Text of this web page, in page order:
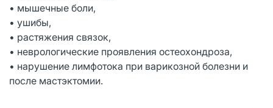
• мышечные боли,
• ушибы,
• растяжения связок,
• неврологические проявления остеохондроза,
• нарушение лимфотока при варикозной болезни и
после мастэктомии.